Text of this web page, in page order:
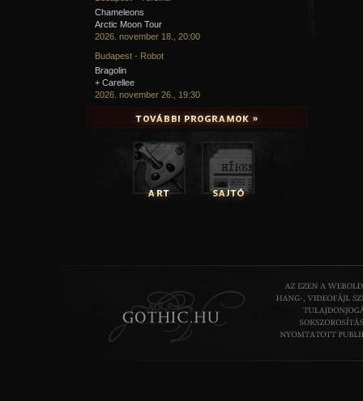
Chameleons
Arctic Moon Tour
2026. november 18., 20:00
Budapest - Robot
Bragolin
+ Carellee
2026. november 26., 19:30